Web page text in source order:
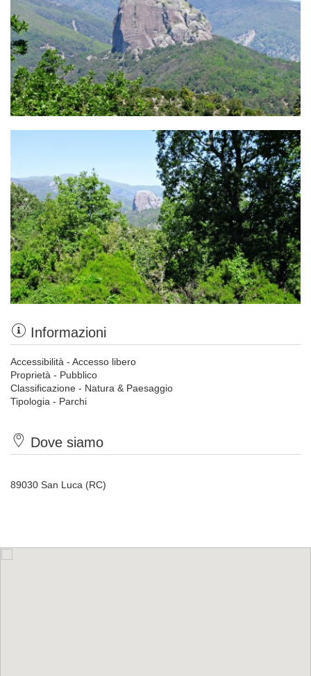
Informazioni
Accessibilità - Accesso libero
Proprietà - Pubblico
Classificazione - Natura & Paesaggio
Tipologia - Parchi
Dove siamo
89030 San Luca (RC)